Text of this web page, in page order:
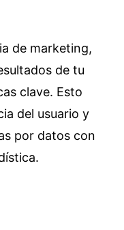
de marketing,
de tu
clave. Esto
del usuario y
por datos con